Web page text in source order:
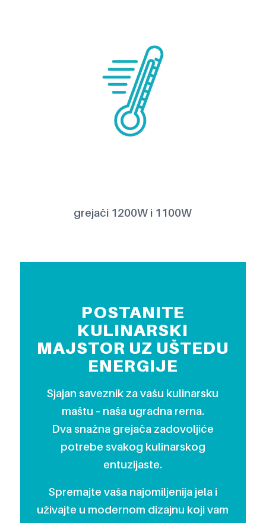
grejači 1200W i 1100W
POSTANITE
KULINARSKI
MAJSTOR UZ UŠTEDU
ENERGIJE
Sjajan saveznik za vašu kulinarsku
maštu – naša ugradna rerna.
Dva snažna grejača zadovoljiće
potrebe svakog kulinarskog
entuzijaste.
Spremajte vaša najomiljenija jela i
uživajte u modernom dizajnu koji vam